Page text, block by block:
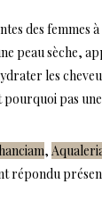
des femmes
peau sèche,
les
pas
,
répondu